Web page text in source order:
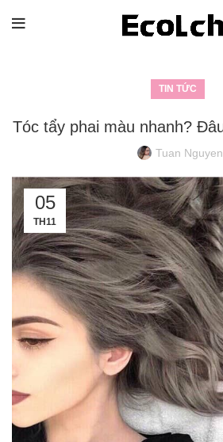
TIN TỨC
Tóc tẩy phai màu nhanh?
Tuan Nguyen
05
TH11